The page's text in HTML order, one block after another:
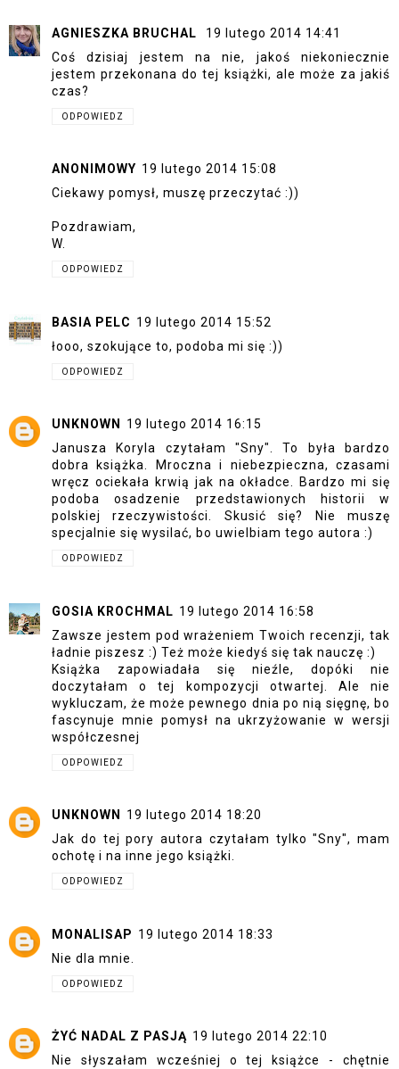
AGNIESZKA BRUCHAL
19 lutego 2014 14:41
Coś dzisiaj jestem na nie, jakoś niekoniecznie
jestem przekonana do tej książki, ale może za jakiś
czas?
ODPOWIEDZ
ANONIMOWY 19 lutego 2014 15:08
Ciekawy pomysł, muszę przeczytać :))
Pozdrawiam,
W.
ODPOWIEDZ
BASIA PELC 19 lutego 2014 15:52
łooo, szokujące to, podoba mi się :))
ODPOWIEDZ
UNKNOWN
19 lutego 2014 16:15
Janusza Koryla czytałam "Sny". To była bardzo
dobra książka. Mroczna i niebezpieczna, czasami
wręcz ociekała krwią jak na okładce. Bardzo mi się
podoba osadzenie przedstawionych historii w
polskiej rzeczywistości. Skusić się? Nie muszę
specjalnie się wysilać, bo uwielbiam tego autora :)
ODPOWIEDZ
GOSIA KROCHMAL 19 lutego 2014 16:58
Zawsze jestem pod wrażeniem Twoich recenzji, tak
ładnie piszesz :) Też może kiedyś się tak nauczę :)
Książka zapowiadała się nieźle, dopóki nie
doczytałam o tej kompozycji otwartej. Ale nie
wykluczam, że może pewnego dnia po nią sięgnę, bo
fascynuje mnie pomysł na ukrzyżowanie w wersji
współczesnej
ODPOWIEDZ
UNKNOWN
19 lutego 2014 18:20
Jak do tej pory autora czytałam tylko "Sny", mam
ochotę i na inne jego książki.
ODPOWIEDZ
MONALISAP 19 lutego 2014 18:33
Nie dla mnie.
ODPOWIEDZ
ŻYĆ NADAL Z PASJĄ 19 lutego 2014 22:10
Nie słyszałam wcześniej o tej książce - chętnie